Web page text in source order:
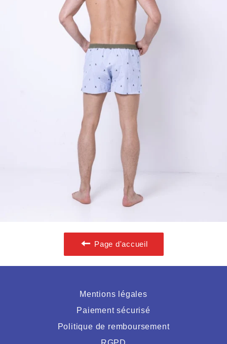
Page d'accueil
Mentions légales
Paiement sécurisé
Politique de remboursement